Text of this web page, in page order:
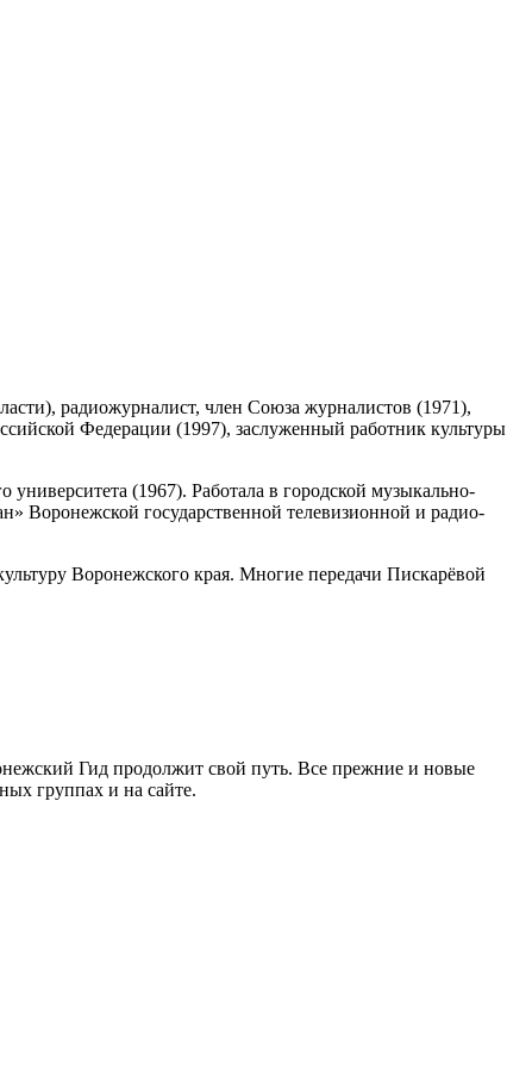
радиожурналист, член Союза журналистов (1971),
Федерации (1997), заслуженный работник культуры
(1967). Работала в городской музыкально-
Воронежской государственной телевизионной и радио-
Воронежского края. Многие передачи Пискарёвой
Гид продолжит свой путь. Все прежние и новые
группах и на сайте.